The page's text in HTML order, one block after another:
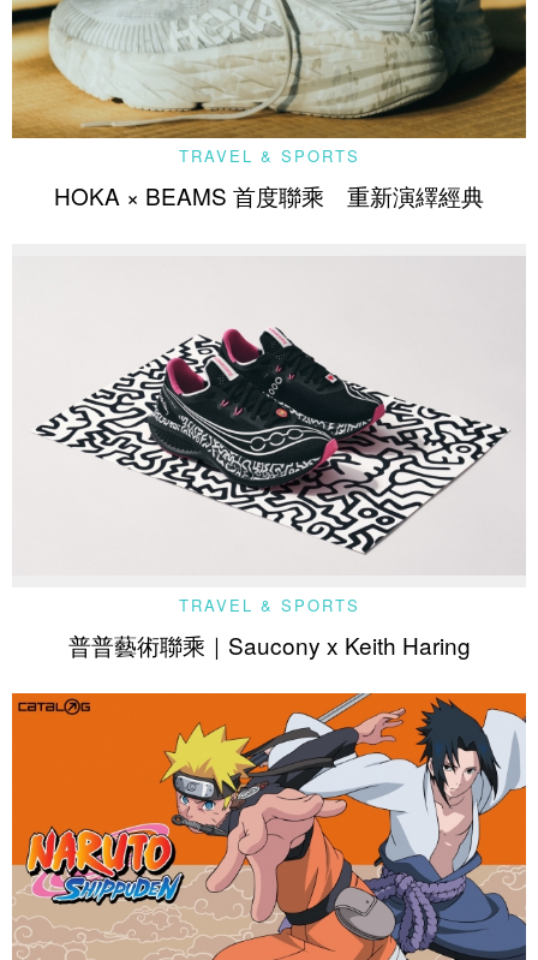
TRAVEL & SPORTS
HOKA × BEAMS 首度聯乘 重新演繹經典
TRAVEL & SPORTS
普普藝術聯乘｜Saucony x Keith Haring